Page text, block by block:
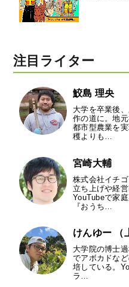
注目ライター
鮫島 理央
大学を卒業後
作の道に。地
都市型農業を
穫よりも…
宮崎大輔
株式会社イチ
立ち上げや経
YouTubeで家
『おうち…
けんゆー （
大学院の博士
でアボカドな
培している。
ラ…